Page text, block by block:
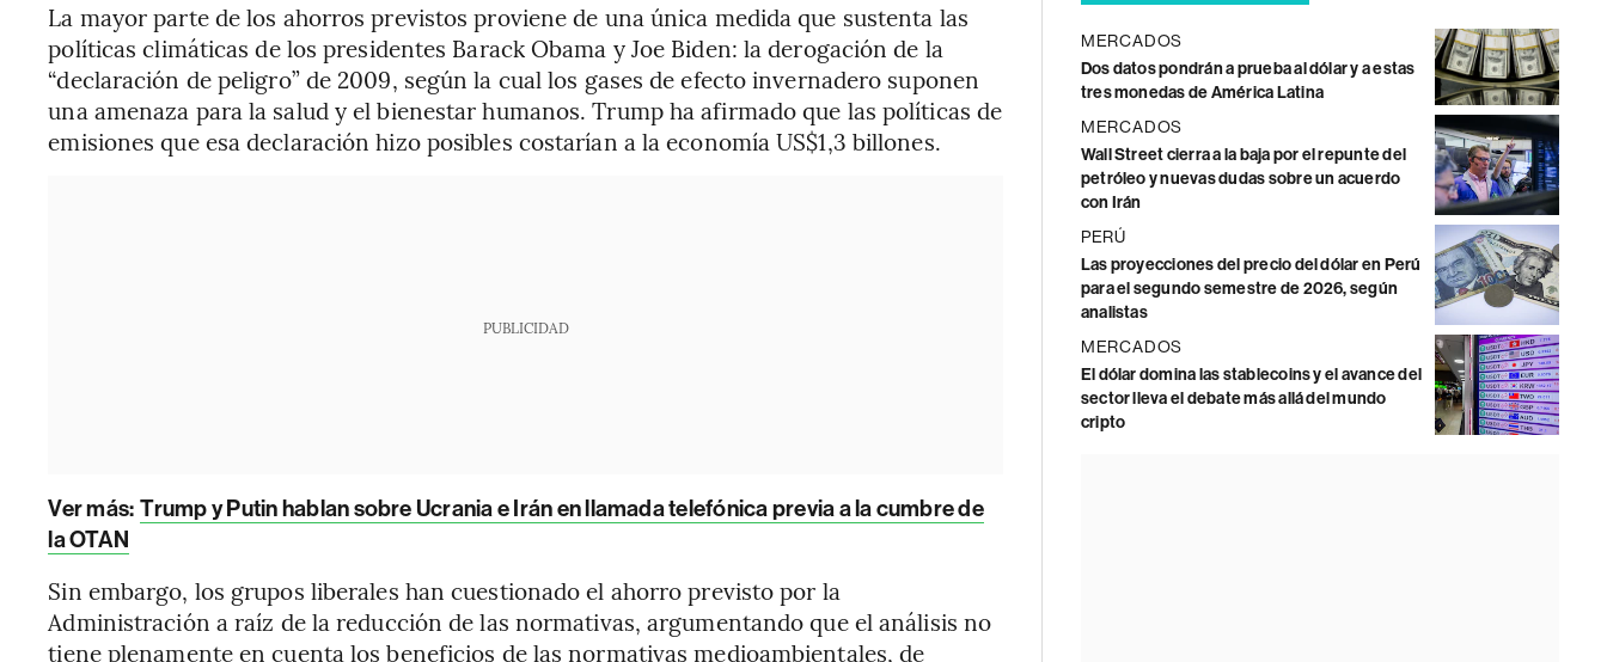
La mayor parte de los ahorros previstos proviene de una única medida que sustenta las
políticas climáticas de los presidentes Barack Obama y Joe Biden: la derogación de la
“declaración de peligro” de 2009, según la cual los gases de efecto invernadero suponen
una amenaza para la salud y el bienestar humanos. Trump ha afirmado que las políticas de
emisiones que esa declaración hizo posibles costarían a la economía US$1,3 billones.
PUBLICIDAD
Ver más: Trump y Putin hablan sobre Ucrania e Irán en llamada telefónica previa a la cumbre de
la OTAN
Sin embargo, los grupos liberales han cuestionado el ahorro previsto por la
Administración a raíz de la reducción de las normativas, argumentando que el análisis no
tiene plenamente en cuenta los beneficios de las normativas medioambientales, de
MERCADOS
Dos datos pondrán a prueba al dólar y a estas
tres monedas de América Latina
MERCADOS
Wall Street cierra a la baja por el repunte del
petróleo y nuevas dudas sobre un acuerdo
con Irán
PERÚ
Las proyecciones del precio del dólar en Perú
para el segundo semestre de 2026, según
analistas
MERCADOS
El dólar domina las stablecoins y el avance del
sector lleva el debate más allá del mundo
cripto